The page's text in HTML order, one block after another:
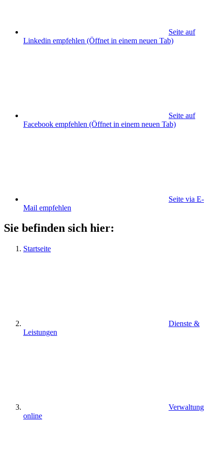
Seite auf
Linkedin empfehlen (Öffnet in einem neuen Tab)
Seite auf
Facebook empfehlen (Öffnet in einem neuen Tab)
Seite via E-
Mail empfehlen
Sie befinden sich hier:
Startseite
Dienste &
Leistungen
Verwaltung
online